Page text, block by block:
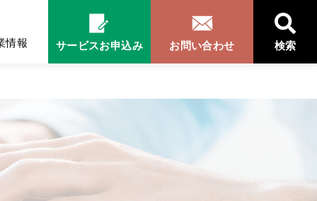
情報 サービスお申込み お問い合わせ 検索